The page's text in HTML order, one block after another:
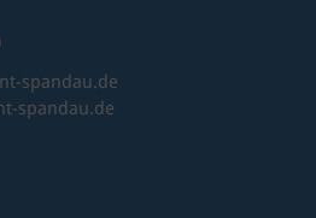
spandau.de
spandau.de